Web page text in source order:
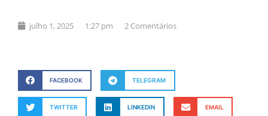
julho 1, 2025 1:27 pm 2 Comentários
FACEBOOK TELEGRAM
TWITTER LINKEDIN EMAIL